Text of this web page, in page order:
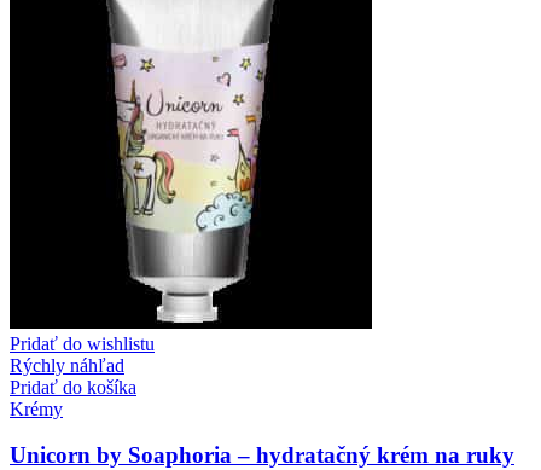
Pridať do wishlistu
Rýchly náhľad
Pridať do košíka
Krémy
Unicorn by Soaphoria – hydratačný krém na ruky